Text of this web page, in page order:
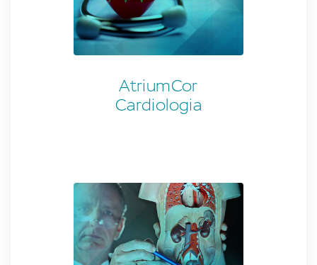
AtriumCor
Cardiologia